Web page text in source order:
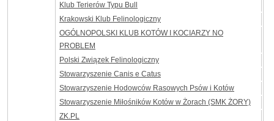
Klub Terierów Typu Bull
Krakowski Klub Felinologiczny
OGÓLNOPOLSKI KLUB KOTÓW I KOCIARZY NO
PROBLEM
Polski Związek Felinologiczny
Stowarzyszenie Canis e Catus
Stowarzyszenie Hodowców Rasowych Psów i Kotów
Stowarzyszenie Miłośników Kotów w Żorach (SMK ŻORY)
ZK.PL